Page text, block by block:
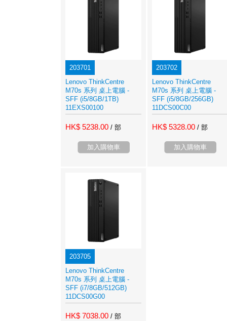
203701
Lenovo ThinkCentre
M70s 系列 桌上電腦 -
SFF (i5/8GB/1TB)
11EXS00100
HK$ 5238.00 / 部
加入購物車
203702
Lenovo ThinkCentre
M70s 系列 桌上電腦 -
SFF (i5/8GB/256GB)
11DCS00C00
HK$ 5328.00 / 部
加入購物車
203705
Lenovo ThinkCentre
M70s 系列 桌上電腦 -
SFF (i7/8GB/512GB)
11DCS00G00
HK$ 7038.00 / 部